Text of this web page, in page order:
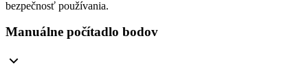
bezpečnosť používania.
Manuálne počítadlo bodov